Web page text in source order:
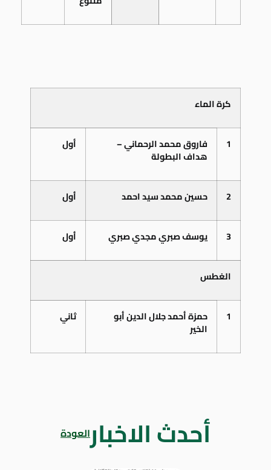
كرة الماء
1 فاروق محمد الرحماني –
هداف البطولة
أول
2 حسين محمد سيد احمد أول
3 يوسف صبري مجدي صبري أول
الغطس
1 حمزة أحمد جلال الدين أبو
الخير
ثاني
أحدث الاخبارالعودة